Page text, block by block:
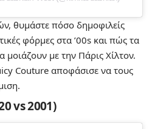
θυμάστε πόσο δημοφιλείς
φόρμες στα ’00s και πώς τα
μοιάζουν με την Πάρις Χίλτον.
Couture αποφάσισε να τους
vs 2001)